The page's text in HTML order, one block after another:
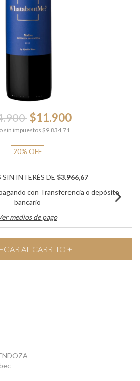
$11.900
sin impuestos $9.834,71
20% OFF
INTERÉS DE $3.966,67
con Transferencia o depósito
bancario
medios de pago